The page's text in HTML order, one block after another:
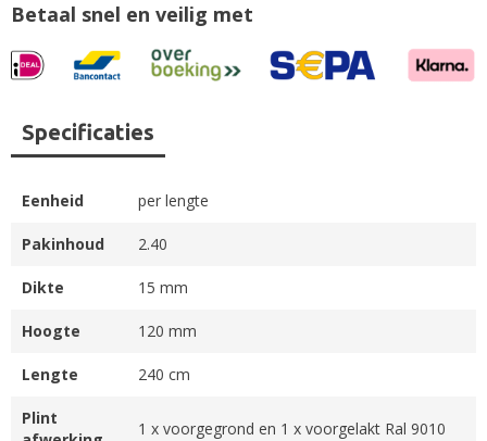
Betaal snel en veilig met
Specificaties
Eenheid per lengte
Pakinhoud 2.40
Dikte 15 mm
Hoogte 120 mm
Lengte 240 cm
Plint
1 x voorgegrond en 1 x voorgelakt Ral 9010